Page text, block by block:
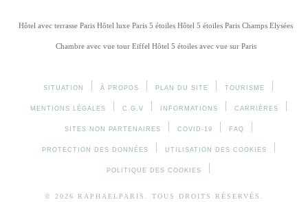
Hôtel avec terrasse Paris Hôtel luxe Paris 5 étoiles Hôtel 5 étoiles Paris Champs Elysées
Chambre avec vue tour Eiffel Hôtel 5 étoiles avec vue sur Paris
SITUATION À PROPOS PLAN DU SITE TOURISME
MENTIONS LÉGALES C.G.V INFORMATIONS CARRIÈRES
SITES NON PARTENAIRES COVID-19 FAQ
PROTECTION DES DONNÉES UTILISATION DES COOKIES
POLITIQUE DES COOKIES
© 2026 RAPHAELPARIS. TOUS DROITS RÉSERVÉS.